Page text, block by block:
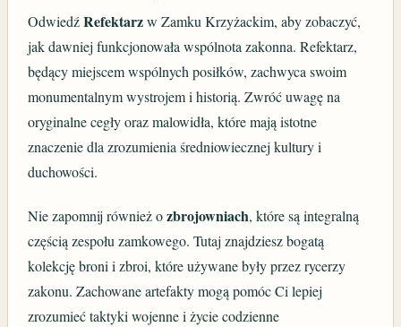
OdwiedźRefektarzw Zamku Krzyżackim, aby zobaczyć,
jak dawniej funkcjonowała wspólnota zakonna. Refektarz,
będący miejscem wspólnych posiłków, zachwyca swoim
monumentalnym wystrojem i historią. Zwróć uwagę na
oryginalne cegły oraz malowidła, które mają istotne
znaczenie dla zrozumienia średniowiecznej kultury i
duchowości.
Nie zapomnij również ozbrojowniach, które są integralną
częścią zespołu zamkowego. Tutaj znajdziesz bogatą
kolekcję broni i zbroi, które używane były przez rycerzy
zakonu. Zachowane artefakty mogą pomóc Ci lepiej
zrozumieć taktyki wojenne i życie codzienne